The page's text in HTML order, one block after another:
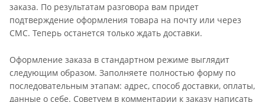
заказа. По результатам разговора вам придет
подтверждение оформления товара на почту или через
СМС. Теперь останется только ждать доставки.
Оформление заказа в стандартном режиме выглядит
следующим образом. Заполняете полностью форму по
последовательным этапам: адрес, способ доставки, оплаты,
данные о себе. Советуем в комментарии к заказу написать